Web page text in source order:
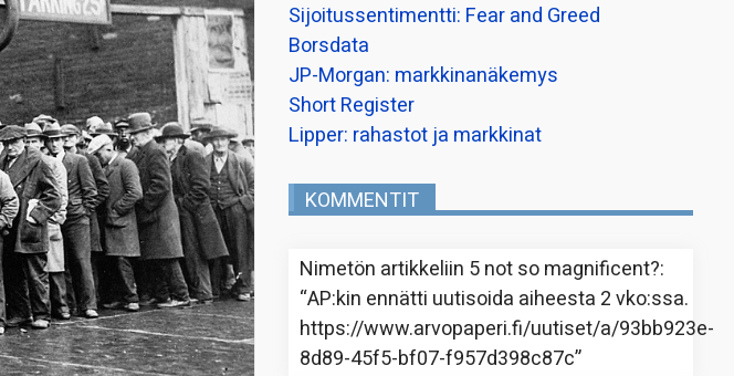
Sijoitussentimentti: Fear and Greed
Borsdata
JP-Morgan: markkinanäkemys
Short Register
Lipper: rahastot ja markkinat
KOMMENTIT
Nimetön artikkeliin 5 not so magnificent?:
“AP:kin ennätti uutisoida aiheesta 2 vko:ssa.
https://www.arvopaperi.fi/uutiset/a/93bb923e-
8d89-45f5-bf07-f957d398c87c”